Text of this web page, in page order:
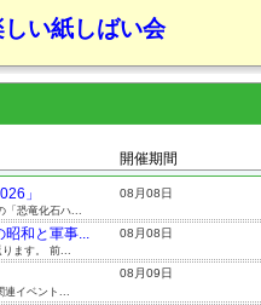
い紙しばい会
開催期間
」 08月08日
恐竜化石ハ...
和と軍事... 08月08日
ます。 前...
08月09日
イベント...